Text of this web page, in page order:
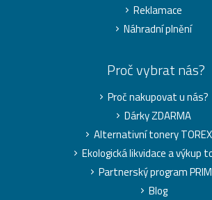
Reklamace
Náhradní plnění
Proč vybrat nás?
Proč nakupovat u nás?
Dárky ZDARMA
Alternativní tonery TOREX
Ekologická likvidace a výkup
Partnerský program
Blog